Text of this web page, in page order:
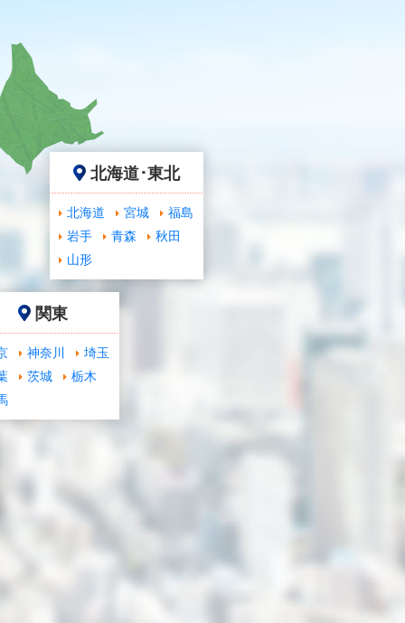
関東
神奈川
埼玉
茨城
栃木
北海道･東北
北海道 宮城
福島
岩手
青森
秋田
山形